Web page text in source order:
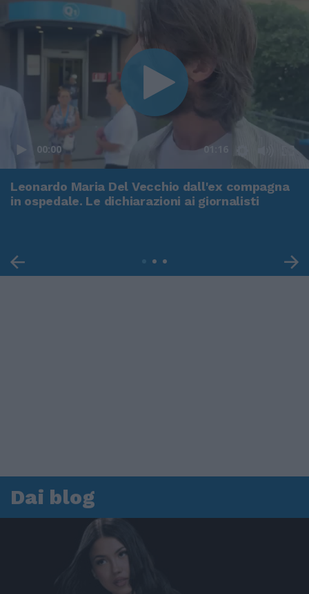
00:00 01:16
Leonardo Maria Del Vecchio dall'ex compagna
in ospedale. Le dichiarazioni ai giornalisti
Dai blog